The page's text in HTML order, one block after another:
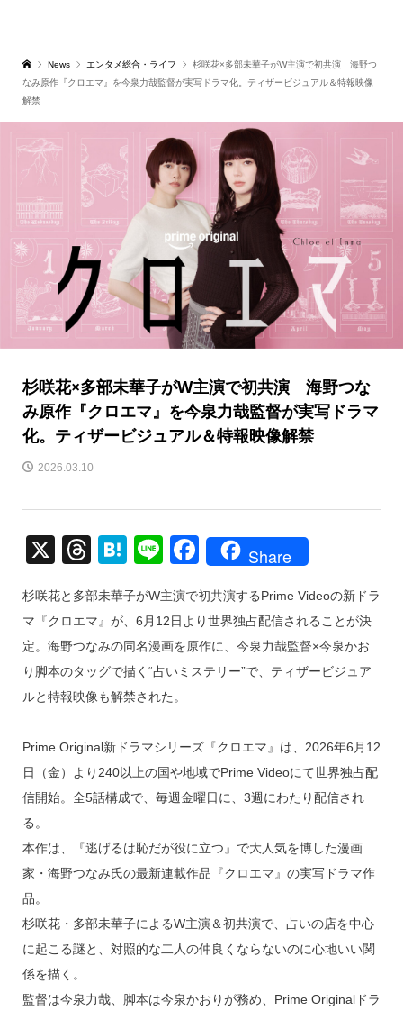
News エンタメ総合・ライフ
杉咲花×多部未華子がW主演で初共演 海野つ
なみ原作『クロエマ』を今泉力哉監督が実写ドラマ化。ティザービジュアル＆特報映像
解禁
杉咲花×多部未華子がW主演で初共演 海野つな
み原作『クロエマ』を今泉力哉監督が実写ドラマ
化。ティザービジュアル＆特報映像解禁
2026.03.10
X
T
e
a
d
s
H
e
n
a
Li
e
F
c
e
b
k
Share
杉咲花と多部未華子がW主演で初共演するPrime Videoの新ドラ
マ『クロエマ』が、6月12日より世界独占配信されることが決
定。海野つなみの同名漫画を原作に、今泉力哉監督×今泉かお
り脚本のタッグで描く“占いミステリー”で、ティザービジュア
ルと特報映像も解禁された。
Prime Original新ドラマシリーズ『クロエマ』は、2026年6月12
日（金）より240以上の国や地域でPrime Videoにて世界独占配
信開始。全5話構成で、毎週金曜日に、3週にわたり配信され
る。
本作は、『逃げるは恥だが役に立つ』で大人気を博した漫画
家・海野つなみ氏の最新連載作品『クロエマ』の実写ドラマ作
品。
杉咲花・多部未華子によるW主演＆初共演で、占いの店を中心
に起こる謎と、対照的な二人の仲良くならないのに心地いい関
係を描く。
監督は今泉力哉、脚本は今泉かおりが務め、Prime Originalドラ